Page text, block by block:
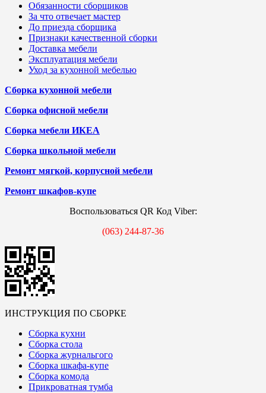
Обязанности сборщиков
За что отвечает мастер
До приезда сборщика
Признаки качественной сборки
Доставка мебели
Эксплуатация мебели
Уход за кухонной мебелью
Сборка кухонной мебели
Сборка офисной мебели
Сборка мебели ИКЕА
Сборка школьной мебели
Ремонт мягкой, корпусной мебели
Ремонт шкафов-купе
Воспользоваться QR Код Viber:
(063) 244-87-36
ИНСТРУКЦИЯ ПО СБОРКЕ
Сборка кухни
Сборка стола
Сборка журнальгого
Сборка шкафа-купе
Сборка комода
Прикроватная тумба